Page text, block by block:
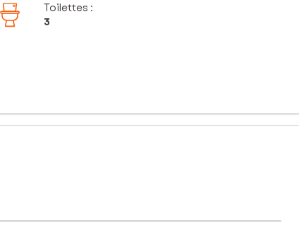
Toilettes :
3